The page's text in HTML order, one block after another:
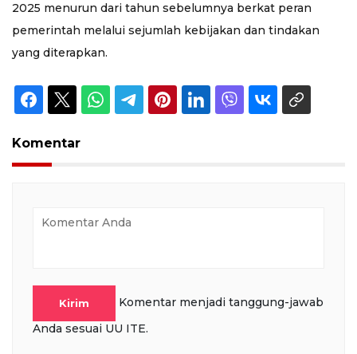
2025 menurun dari tahun sebelumnya berkat peran
pemerintah melalui sejumlah kebijakan dan tindakan
yang diterapkan.
Komentar
Kirim
Komentar menjadi tanggung-jawab
Anda sesuai UU ITE.